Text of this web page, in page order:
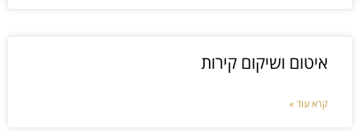
איטום ושיקום קירות
קרא עוד »